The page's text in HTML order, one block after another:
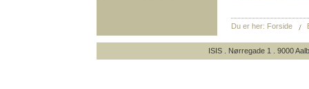
Du er her: Forside
ISIS . Nørregade 1 . 9000